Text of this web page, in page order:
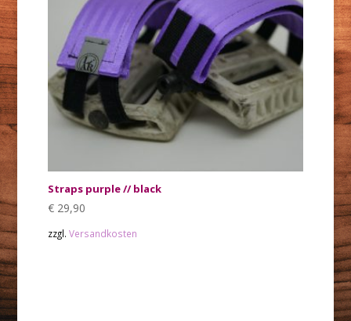
Straps purple // black
€29,90
zzgl. Versandkosten